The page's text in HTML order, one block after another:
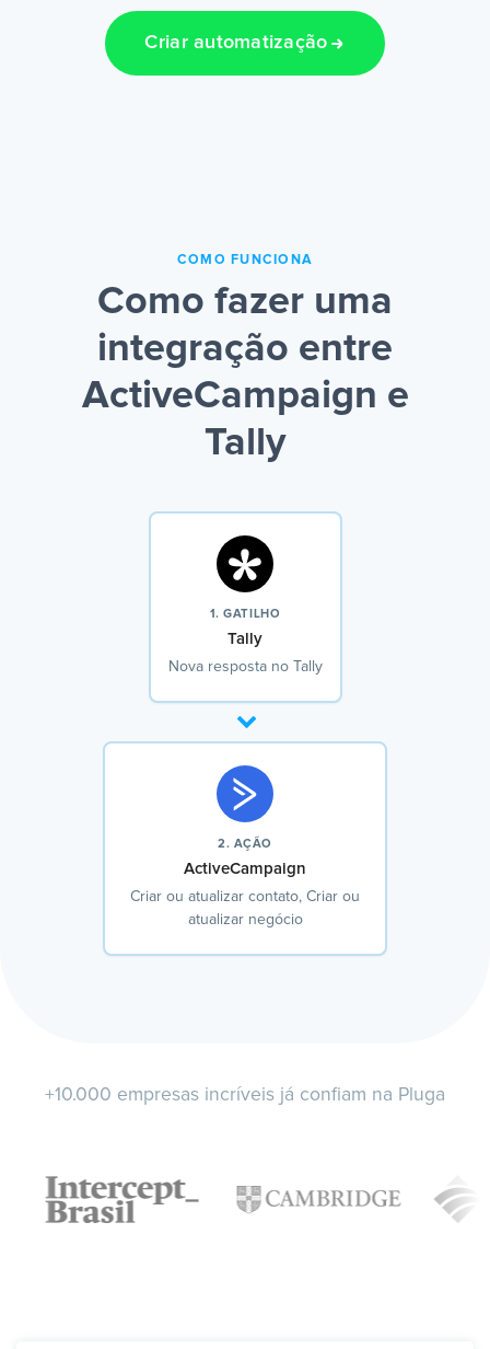
Criar automatização
COMO FUNCIONA
Como fazer uma
integração entre
ActiveCampaign e
Tally
1. GATILHO
Tally
Nova resposta no Tally
2. AÇÃO
ActiveCampaign
Criar ou atualizar contato, Criar ou
atualizar negócio
+10.000 empresas incríveis já confiam na Pluga